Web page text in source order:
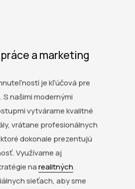
a marketing
je kľúčová pre
našimi modernými
vytvárame kvalitné
vrátane profesionálnych
dokonale prezentujú
Využívame aj
narealitných
sieťach, aby sme